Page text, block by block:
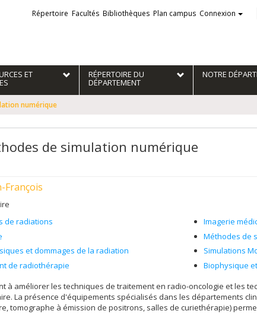
Liens
externes
Répertoire Facultés Bibliothèques Plan campus Connexion
ET RÉPERTOIRE DU
DÉPARTEMENT
NOTRE
numérique
de simulation numérique
François
de radiations
et dommages de la radiation
de radiothérapie
Imagerie
Méthodes de
Simulations
Biophysique
à améliorer les techniques de traitement en radio-oncologie et les
La présence d'équipements spécialisés dans les départements
tomographe à émission de positrons, salles de curiethérapie)